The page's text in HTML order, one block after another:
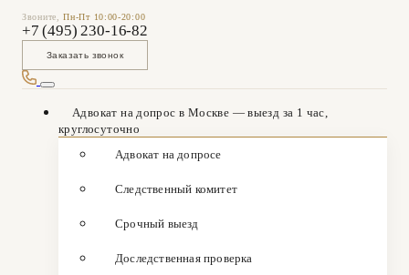
Звоните,Пн-Пт 10:00-20:00
+7 (495) 230-16-82
Заказать звонок
Адвокат на допрос в Москве — выезд за 1 час,
круглосуточно
Адвокат на допросе
Следственный комитет
Срочный выезд
Доследственная проверка